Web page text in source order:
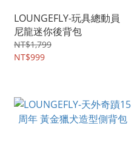
LOUNGEFLY-玩具總動員
尼龍迷你後背包
NT$1,799
NT$999